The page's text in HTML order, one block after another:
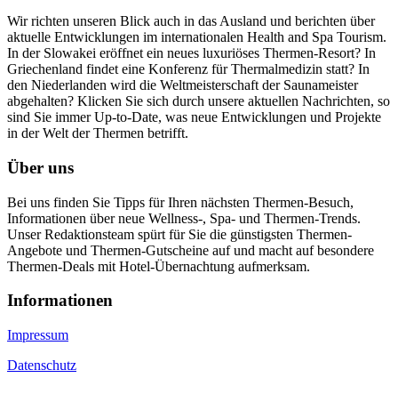
Wir richten unseren Blick auch in das Ausland und berichten über
aktuelle Entwicklungen im internationalen Health and Spa Tourism.
In der Slowakei eröffnet ein neues luxuriöses Thermen-Resort? In
Griechenland findet eine Konferenz für Thermalmedizin statt? In
den Niederlanden wird die Weltmeisterschaft der Saunameister
abgehalten? Klicken Sie sich durch unsere aktuellen Nachrichten, so
sind Sie immer Up-to-Date, was neue Entwicklungen und Projekte
in der Welt der Thermen betrifft.
Über uns
Bei uns finden Sie Tipps für Ihren nächsten Thermen-Besuch,
Informationen über neue Wellness-, Spa- und Thermen-Trends.
Unser Redaktionsteam spürt für Sie die günstigsten Thermen-
Angebote und Thermen-Gutscheine auf und macht auf besondere
Thermen-Deals mit Hotel-Übernachtung aufmerksam.
Informa­tionen
Impressum
Datenschutz